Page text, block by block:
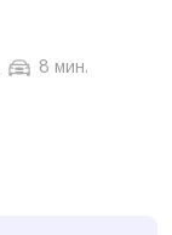
8 мин.